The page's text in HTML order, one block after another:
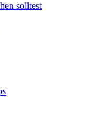
solltest